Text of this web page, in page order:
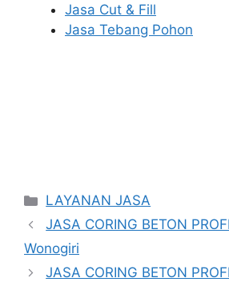
Jasa Cut & Fill
Jasa Tebang Pohon
Categories
LAYANAN JASA
JASA CORING BETON
Wonogiri
JASA CORING BETON